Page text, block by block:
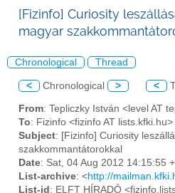
[Fizinfo] Curiosity
magyar
Chronological Thread
< Chronological > <
From: Tepliczky István <level AT
To: Fizinfo <fizinfo AT lists.kfki.hu>
Subject: [Fizinfo] Curiosity
szakkommantátorokkal
Date: Sat, 04 Aug 2012 14:15:55
List-archive: <http://
List-id : ELFT HÍRADÓ